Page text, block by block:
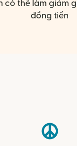
có thể làm giảm
đồng tiền